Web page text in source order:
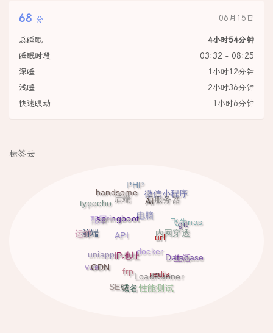
68 分 06月15日
总睡眠
4小时54分钟
睡眠时段
03:32 - 08:25
深睡
1小时12分钟
浅睡
2小时36分钟
快速眼动
1小时6分钟
标签云
typecho
handsome
PHP
后端
配置
运维
前端
springboot
AI
微信小程序
云服务器
电脑
API
uniapp
vueCDN
IP地址
url
git
飞牛nas
内网穿透
docker
frp
SEO域名
redis
Database
生活
LoadRunner
性能测试